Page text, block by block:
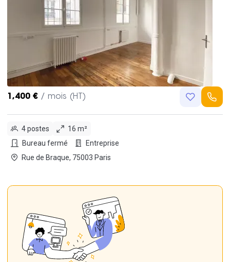
1,400 € / mois (HT)
4 postes
16 m²
Bureau fermé
Entreprise
Rue de Braque, 75003 Paris